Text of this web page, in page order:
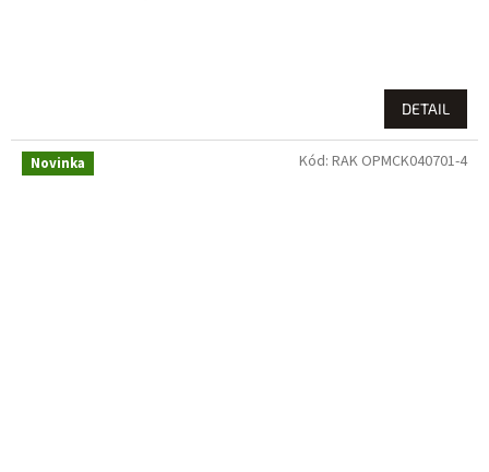
DETAIL
Novinka Kód: RAK OPMCK040701-4